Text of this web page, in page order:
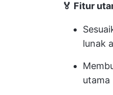
🏅 Fitur
lunak
utama